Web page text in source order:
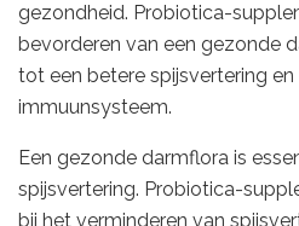
gezondheid. Probiotica-
bevorderen van een gezonde
tot een betere spijsvertering
immuunsysteem.
Een gezonde darmflora is
spijsvertering. Probiotica-
bij het verminderen van